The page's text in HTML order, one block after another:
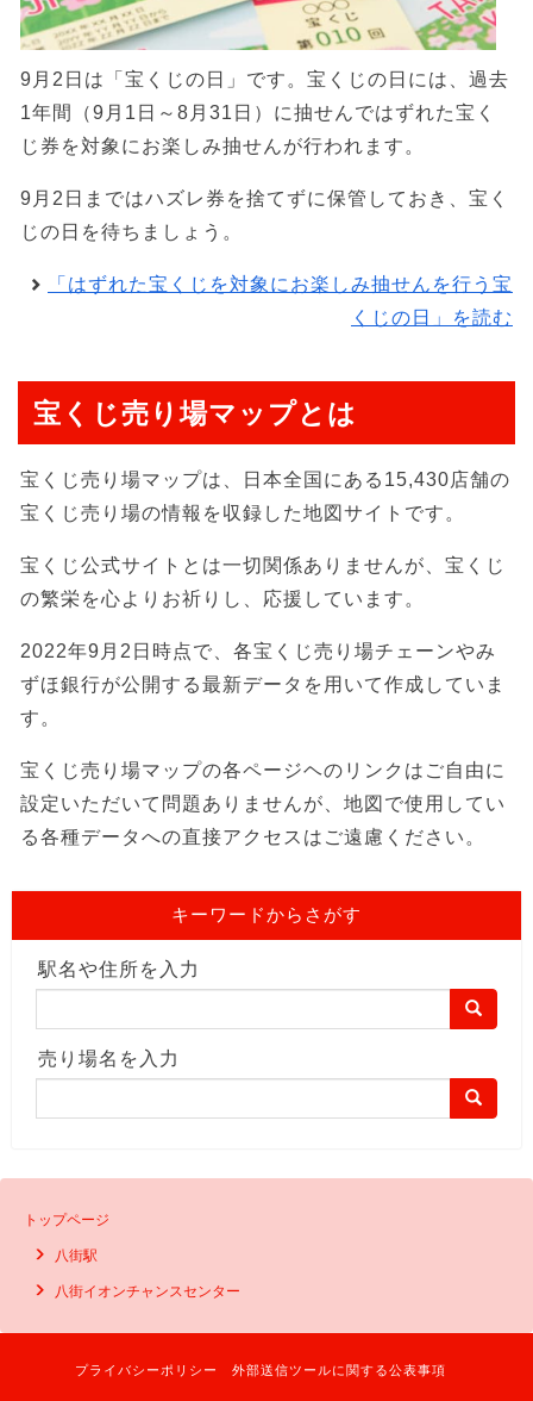
9月2日は「宝くじの日」です。宝くじの日には、過去
1年間（9月1日～8月31日）に抽せんではずれた宝く
じ券を対象にお楽しみ抽せんが行われます。
9月2日まではハズレ券を捨てずに保管しておき、宝く
じの日を待ちましょう。
「はずれた宝くじを対象にお楽しみ抽せんを行う宝
くじの日」を読む
宝くじ売り場マップとは
宝くじ売り場マップは、日本全国にある15,430店舗の
宝くじ売り場の情報を収録した地図サイトです。
宝くじ公式サイトとは一切関係ありませんが、宝くじ
の繁栄を心よりお祈りし、応援しています。
2022年9月2日時点で、各宝くじ売り場チェーンやみ
ずほ銀行が公開する最新データを用いて作成していま
す。
宝くじ売り場マップの各ページヘのリンクはご自由に
設定いただいて問題ありませんが、地図で使用してい
る各種データへの直接アクセスはご遠慮ください。
キーワードからさがす
駅名や住所を入力
売り場名を入力
トップページ
八街駅
八街イオンチャンスセンター
プライバシーポリシー 外部送信ツールに関する公表事項